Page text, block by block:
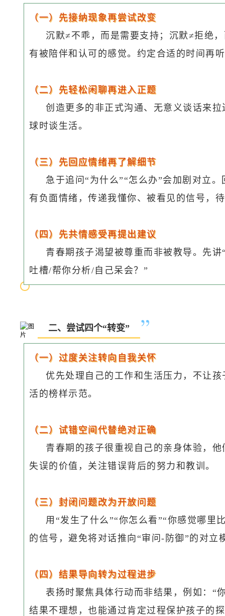
（一）先接纳现象再尝试改变
沉默≠不乖，而是需要支持；沉默≠拒绝
有被陪伴和认可的感觉。约定合适的时间再
（二）先轻松闲聊再进入正题
创造更多的非正式沟通、无意义谈话来
球时谈生活。
（三）先回应情绪再了解细节
急于追问“为什么”“怎么办”会加剧对立
有负面情绪，传递我懂你、被看见的信号，
（四）先共情感受再提出建议
青春期孩子渴望被尊重而非被教导。先
吐槽/帮你分析/自己呆会？”
二、尝试四个“转变”
（一）过度关注转向自我关怀
优先处理自己的工作和生活压力，不让
活的榜样示范。
（二）试错空间代替绝对正确
青春期的孩子很重视自己的亲身体验，
失误的价值，关注错误背后的努力和教训。
（三）封闭问题改为开放问题
用“发生了什么”“你怎么看”“你感觉哪里
的信号，避免将对话推向“审问-防御”的对立
（四）结果导向转为过程进步
表扬时聚焦具体行动而非结果，例如：“
结果不理想，也能通过肯定过程保护孩子的